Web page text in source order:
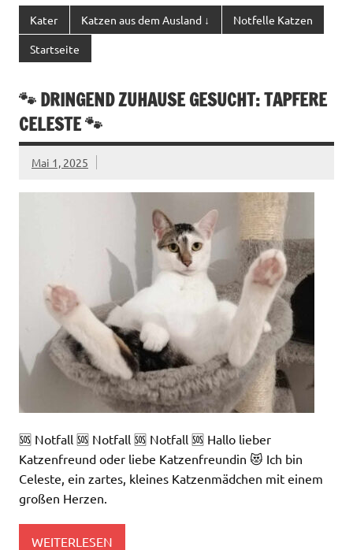
Kater Katzen aus dem Ausland ↓ Notfelle Katzen
Startseite
🐾 DRINGEND ZUHAUSE GESUCHT: TAPFERE
CELESTE 🐾
Mai 1, 2025
🆘 Notfall 🆘 Notfall 🆘 Notfall 🆘 Hallo lieber
Katzenfreund oder liebe Katzenfreundin 😻 Ich bin
Celeste, ein zartes, kleines Katzenmädchen mit einem
großen Herzen.
WEITERLESEN